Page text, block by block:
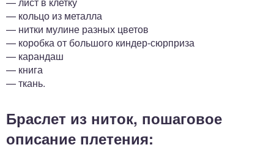
— кольцо из металла
— нитки мулине разных цветов
— коробка от большого киндер-сюрприза
— карандаш
— книга
— ткань.
Браслет из ниток, пошаговое
описание плетения: